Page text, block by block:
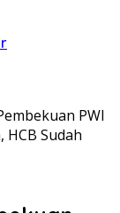
PWI
HCB Sudah